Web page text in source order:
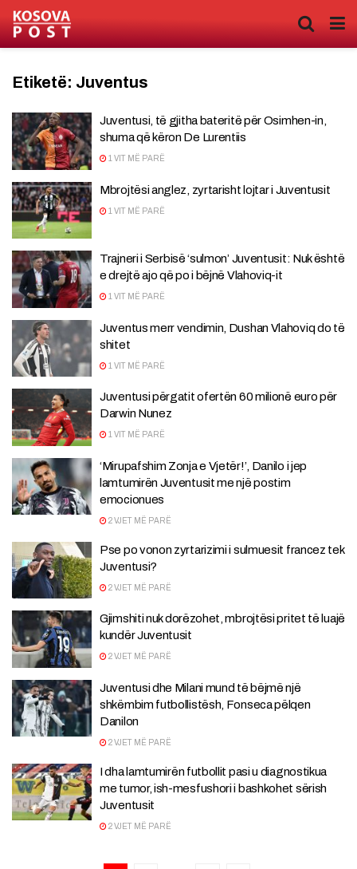
Etiketë: Juventus
Juventusi, të gjitha bateritë për Osimhen-in,
shuma që këron De Lurentiis
1 VIT MË PARË
Mbrojtësi anglez, zyrtarisht lojtar i Juventusit
1 VIT MË PARË
Trajneri i Serbisë ‘sulmon’ Juventusit: Nuk është
e drejtë ajo që po i bëjnë Vlahoviq-it
1 VIT MË PARË
Juventus merr vendimin, Dushan Vlahoviq do të
shitet
1 VIT MË PARË
Juventusi përgatit ofertën 60 milionë euro për
Darwin Nunez
1 VIT MË PARË
‘Mirupafshim Zonja e Vjetër!’, Danilo i jep
lamtumirën Juventusit me një postim
emocionues
2 VJET MË PARË
Pse po vonon zyrtarizimi i sulmuesit francez tek
Juventusi?
2 VJET MË PARË
Gjimshiti nuk dorëzohet, mbrojtësi pritet të luajë
kundër Juventusit
2 VJET MË PARË
Juventusi dhe Milani mund të bëjmë një
shkëmbim futbollistësh, Fonseca pëlqen
Danilon
2 VJET MË PARË
I dha lamtumirën futbollit pasi u diagnostikua
me tumor, ish-mesfushori i bashkohet sërish
Juventusit
2 VJET MË PARË